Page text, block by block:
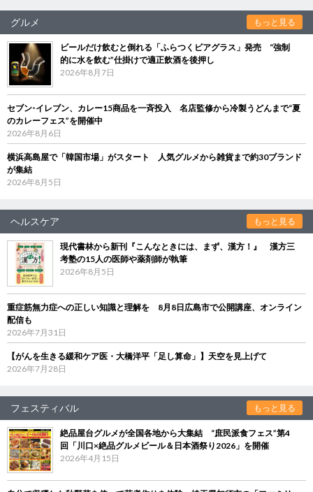
グルメ もっと見る
ビールだけ飲むと倒れる「ふらつくビアグラス」発売 “強制
的に水を飲む”仕掛けで適正飲酒を後押し
2026年8月7日
セブン‐イレブン、カレー15商品を一斉投入 名店監修から冷製うどんまで“夏
のカレーフェス”を開催中
2026年8月6日
横浜高島屋で「韓国市場」がスタート 人気グルメから雑貨まで約30ブランド
が集結
2026年8月5日
ヘルスケア もっと見る
現代書林から新刊『こんなときには、まず、漢方！』 漢方三
考塾の15人の医師や薬剤師が執筆
2026年8月5日
重症筋無力症への正しい知識と理解を 8月8日広島市で公開講座、オンライン
配信も
2026年7月31日
【がんを生きる緩和ケア医・大橋洋平「足し算命」】天空を見上げて
2026年7月28日
フェスティバル もっと見る
絶品屋台グルメが全国各地から大集結 “庶民派食フェス”第4
回「川口×絶品グルメビール＆日本酒祭り2026」を開催
2026年4月15日